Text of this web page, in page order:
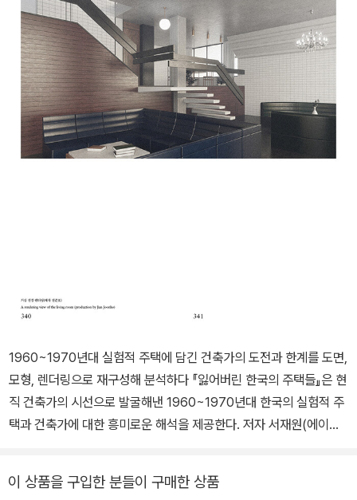
1960~1970년대 실험적 주택에 담긴 건축가의 도전과 한계를 도면,
모형, 렌더링으로 재구성해 분석하다 『잃어버린 한국의 주택들』은 현
직 건축가의 시선으로 발굴해낸 1960~1970년대 한국의 실험적 주
택과 건축가에 대한 흥미로운 해석을 제공한다. 저자 서재원(에이오
지면의 자료를 근거로 직접 도면, 모형, 렌더링 등을 다시 제작하면서
이 상품을 구입한 분들이 구매한 상품